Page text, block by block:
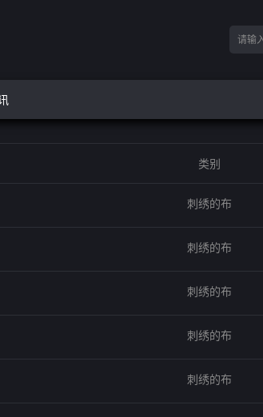
类别
刺绣的布
刺绣的布
刺绣的布
刺绣的布
刺绣的布